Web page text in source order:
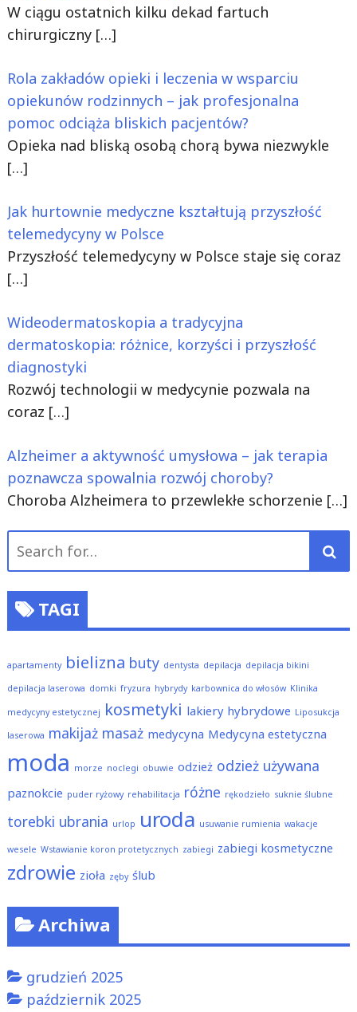
W ciągu ostatnich kilku dekad fartuch
chirurgiczny […]
Rola zakładów opieki i leczenia w wsparciu
opiekunów rodzinnych – jak profesjonalna
pomoc odciąża bliskich pacjentów?
Opieka nad bliską osobą chorą bywa niezwykle
[…]
Jak hurtownie medyczne kształtują przyszłość
telemedycyny w Polsce
Przyszłość telemedycyny w Polsce staje się coraz
[…]
Wideodermatoskopia a tradycyjna
dermatoskopia: różnice, korzyści i przyszłość
diagnostyki
Rozwój technologii w medycynie pozwala na
coraz […]
Alzheimer a aktywność umysłowa – jak terapia
poznawcza spowalnia rozwój choroby?
Choroba Alzheimera to przewlekłe schorzenie […]
for:
TAGI
apartamenty bielizna buty dentysta depilacja depilacja bikini
depilacja laserowa domki fryzura hybrydy karbownica do włosów Klinika
medycyny estetycznej kosmetyki lakiery hybrydowe Liposukcja
laserowa makijaż masaż medycyna Medycyna estetyczna
moda morze noclegi obuwie odzież odzież używana
paznokcie puder ryżowy rehabilitacja różne rękodzieło suknie ślubne
torebki ubrania urlop uroda usuwanie rumienia wakacje
wesele Wstawianie koron protetycznych zabiegi zabiegi kosmetyczne
zdrowie zioła zęby ślub
Archiwa
grudzień 2025
październik 2025